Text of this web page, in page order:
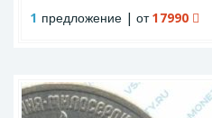
1 предложение | от17990